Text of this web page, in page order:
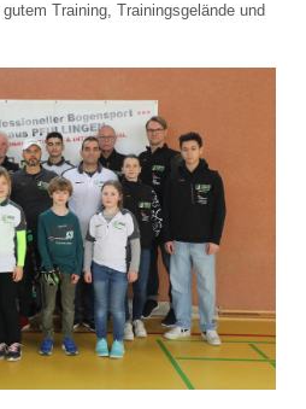
Training, Trainingsgelände und